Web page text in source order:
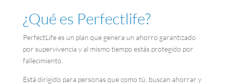
¿Qué es Perfectlife?
PerfectLife es un plan que genera un ahorro garantizado
por supervivencia y al mismo tiempo estás protegido por
fallecimiento.
Está dirigido para personas que como tú, buscan ahorrar y